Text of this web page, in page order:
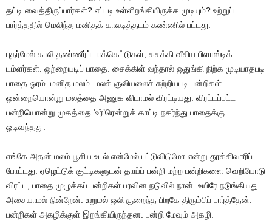
தட்டி வைத்திருப்பார்கள்? எப்படி உள்ளிறங்கியிருக்க முடியும்? உற்றுப்
பார்த்ததில் மெலிந்த மனிதக் காலடித்தடம் கண்ணில் பட்டது.
புதர்மேல் காலி தண்ணீர்ப் பாக்கெட்டுகள், கசக்கி வீசிய பிளாஸ்டிக்
டம்ளர்கள். ஒற்றையடிப் பாதை. சைக்கிள் வந்தால் ஒதுங்கி நிற்க முடியாதபடி
பாதை ஓரம் மனித மலம். மலக் குவியலைச் சுற்றியபடி பன்றிகள்.
ஒன்றையொன்று மலத்தை அணுக விடாமல் விரட்டியது. விரட்டப்பட்ட
பன்றியொன்று முகத்தை ‘உர்’ரென்றுக் காட்டி நகர்ந்து பாதைக்கு
ஓடிவந்தது.
எங்கே அதன் மலம் பூசிய உடல் என்மேல் பட்டுவிடுமோ என்று தூக்கிவாரிப்
போட்டது. ஏழெட்டுக் குட்டிகளுடன் தாய்ப் பன்றி மற்ற பன்றிகளை வெறியோடு
விரட்ட, பாதை முழுக்கப் பன்றிகள் பரவின நடுவில் நான். உயிரே நடுங்கியது.
அசையாமல் நின்றேன். உறுமல் ஒலி குறைந்த பிறகே திரும்பிப் பார்த்தேன்.
பன்றிகள் அகழிக்குள் இறங்கியிருந்தன. பன்றி மேவும் அகழி.